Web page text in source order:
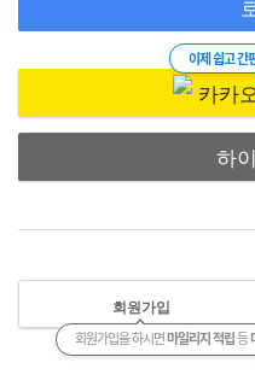
이제 쉽고 간
카카
하
회원가입
회원가입을 하시면마일리지 적립등